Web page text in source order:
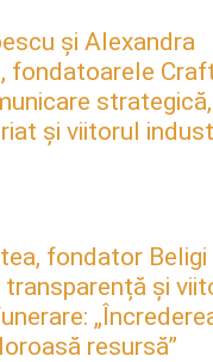
și Alexandra
fondatoarele
strategică,
și viitorul
fondator Beligi
transparență și
resursă”